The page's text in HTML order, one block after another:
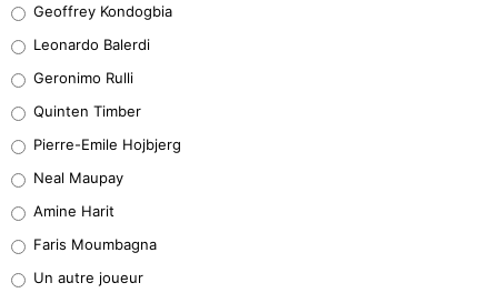
37%
32%
5%
1%
8%
Geoffrey Kondogbia
Leonardo Balerdi
Geronimo Rulli
Quinten Timber
Pierre-Emile Hojbjerg
Neal Maupay
Amine Harit
Faris Moumbagna
Un autre joueur